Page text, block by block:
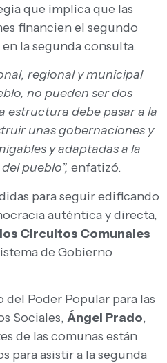
que implica que las
financien el segundo
la segunda consulta.
regional y municipal
no pueden ser dos
estructura debe pasar a la
unas gobernaciones y
y adaptadas a la
pueblo”, enfatizó.
para seguir edificando
auténtica y directa,
los Circuitos Comunales
de Gobierno
Poder Popular para las
Sociales, Ángel Prado,
de las comunas están
para asistir a la segunda